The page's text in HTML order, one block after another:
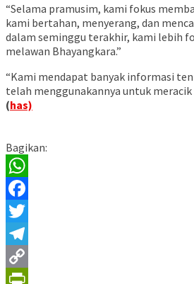
“Selama pramusim, kami fokus
kami bertahan, menyerang, dan
dalam seminggu terakhir, kami lebih
melawan Bhayangkara.”
“Kami mendapat banyak informasi
telah menggunakannya untuk
(has)
Bagikan:
WhatsApp
Facebook
Twitter
Telegram
Copy